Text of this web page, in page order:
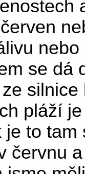
se dá
pláží
je to
červnu